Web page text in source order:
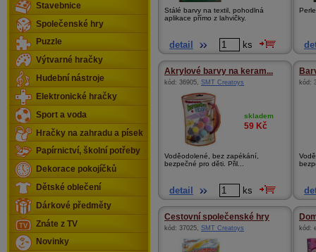
Stálé barvy na textil, pohodlná
aplikace přímo z lahvičky.
detail ks
Akrylové barvy na keram...
kód: 36905, SMT Creatoys
skladem
59 Kč
Voděodolené, bez zapékání,
bezpečné pro děti. Přil...
detail ks
kód:
Cestovní společenské hry
kód: 37025, SMT Creatoys kód:
Stavebnice
Společenské hry
Puzzle
Výtvarné hračky
Hudební nástroje
Elektronické hračky
Sport a voda
Hračky na zahradu a písek
Papírnictví, školní potřeby
Dekorace pokojíčků
Dětské oblečení
Dárkové předměty
Znáte z TV
Novinky